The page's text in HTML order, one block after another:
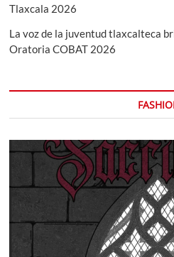
Tlaxcala 2026
La voz de la juventud tlaxcalteca
Oratoria COBAT 2026